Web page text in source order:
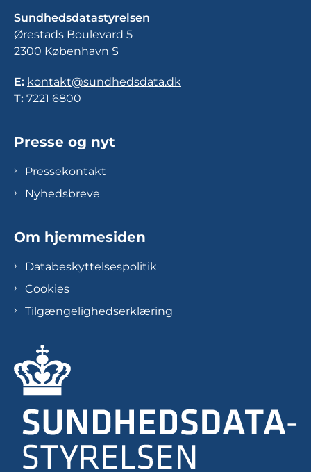
Sundhedsdatastyrelsen
Ørestads Boulevard 5
2300 København S
E: kontakt@sundhedsdata.dk
T: 7221 6800
Presse og nyt
Pressekontakt
Nyhedsbreve
Om hjemmesiden
Databeskyttelsespolitik
Cookies
Tilgængelighedserklæring